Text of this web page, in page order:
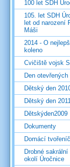
100 let SDH
105. let SDH
let od narození
Máši
2014 - O
koleno
Cvičiště vojsk
Den
Dětský den
Dětský den 2011
Dětskýden2009
Dokumenty
Domácí
Drobné
okolí Úročnice